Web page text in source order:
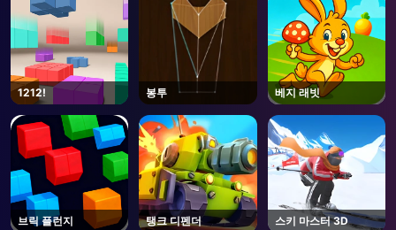
1212! 봉투 베지 래빗
브릭 플런지 탱크 디펜더 스키 마스터 3D